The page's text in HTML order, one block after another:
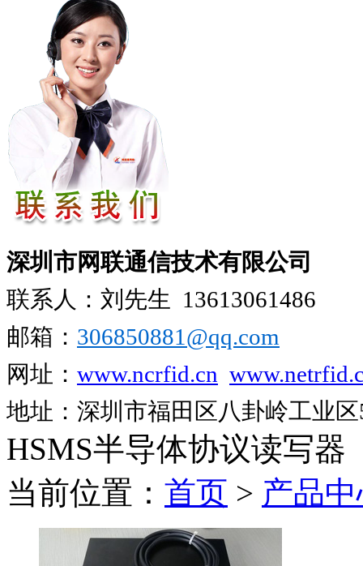
深圳市网联通信技术有限公司
联系人：刘先生 13613061486
邮箱： 306850881​@qq.com
网址： www.ncrfid.cn
地址：深圳市福田区八卦岭工业
HSMS半导体协议读写器
当前位置： 首页 > 产品